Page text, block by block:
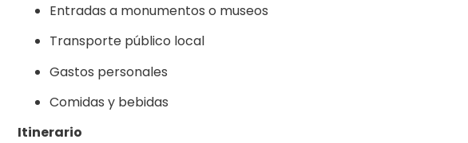
Entradas a monumentos o museos
Transporte público local
Gastos personales
Comidas y bebidas
Itinerario